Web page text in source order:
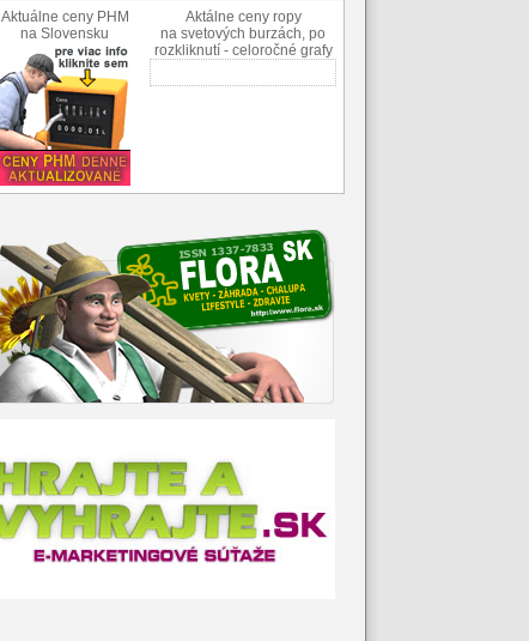
Aktuálne ceny PHM
na Slovensku
Aktálne ceny ropy
na svetových burzách, po
rozkliknutí - celoročné grafy